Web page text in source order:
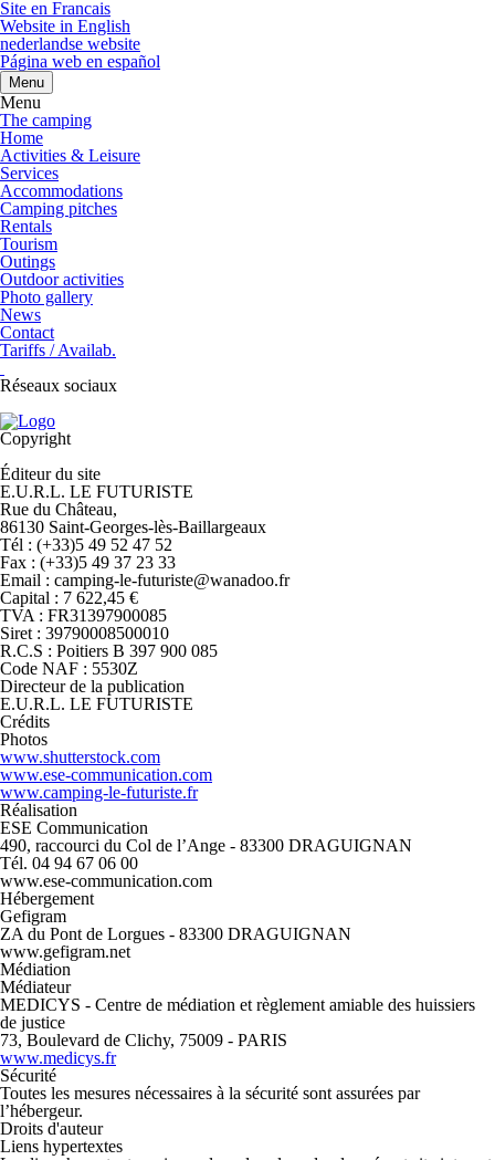
Site en Francais
Website in English
nederlandse website
Página web en español
Menu
Menu
The camping
Home
Activities & Leisure
Services
Accommodations
Camping pitches
Rentals
Tourism
Outings
Outdoor activities
Photo gallery
News
Contact
Tariffs / Availab.
Réseaux sociaux
Copyright
Éditeur du site
E.U.R.L. LE FUTURISTE
Rue du Château,
86130 Saint-Georges-lès-Baillargeaux
Tél : (+33)5 49 52 47 52
Fax : (+33)5 49 37 23 33
Email : camping-le-futuriste@wanadoo.fr
Capital : 7 622,45 €
TVA : FR31397900085
Siret : 39790008500010
R.C.S : Poitiers B 397 900 085
Code NAF : 5530Z
Directeur de la publication
E.U.R.L. LE FUTURISTE
Crédits
Photos
www.shutterstock.com
www.ese-communication.com
www.camping-le-futuriste.fr
Réalisation
ESE Communication
490, raccourci du Col de l’Ange - 83300 DRAGUIGNAN
Tél. 04 94 67 06 00
www.ese-communication.com
Hébergement
Gefigram
ZA du Pont de Lorgues - 83300 DRAGUIGNAN
www.gefigram.net
Médiation
Médiateur
MEDICYS - Centre de médiation et règlement amiable des huissiers
de justice
73, Boulevard de Clichy, 75009 - PARIS
www.medicys.fr
Sécurité
Toutes les mesures nécessaires à la sécurité sont assurées par
l’hébergeur.
Droits d'auteur
Liens hypertextes